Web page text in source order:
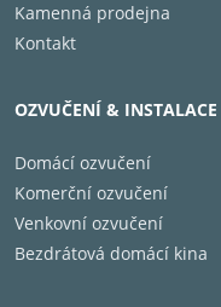
Kamenná prodejna
Kontakt
OZVUČENÍ & INSTALACE
Domácí ozvučení
Komerční ozvučení
Venkovní ozvučení
Bezdrátová domácí kina